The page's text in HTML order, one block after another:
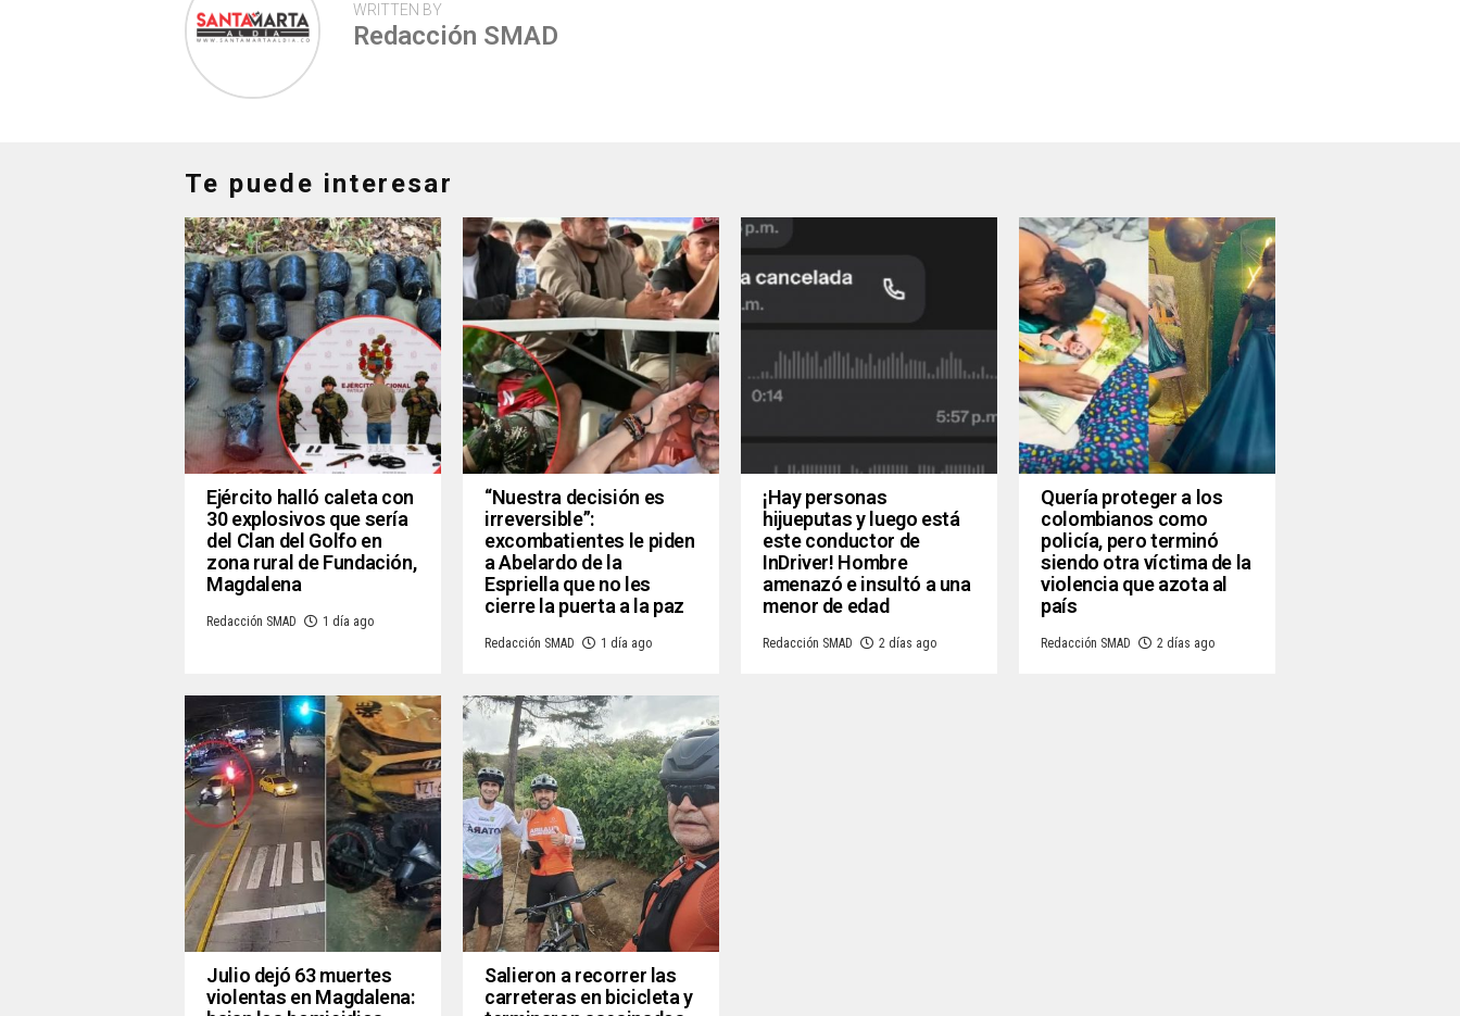
WRITTEN BY
Redacción SMAD
Te puede interesar
Ejército halló caleta con
30 explosivos que sería
del Clan del Golfo en
zona rural de Fundación,
Magdalena
Redacción SMAD 1 día ago
“Nuestra decisión es
irreversible”:
excombatientes le piden
a Abelardo de la
Espriella que no les
cierre la puerta a la paz
Redacción SMAD 1 día ago
¡Hay personas
hijueputas y luego está
este conductor de
InDriver! Hombre
amenazó e insultó a una
menor de edad
Redacción SMAD 2 días ago
Quería proteger a los
colombianos como
policía, pero terminó
siendo otra víctima de la
violencia que azota al
país
Redacción SMAD 2 días ago
Julio dejó 63 muertes
violentas en Magdalena:
Salieron a recorrer las
carreteras en bicicleta y